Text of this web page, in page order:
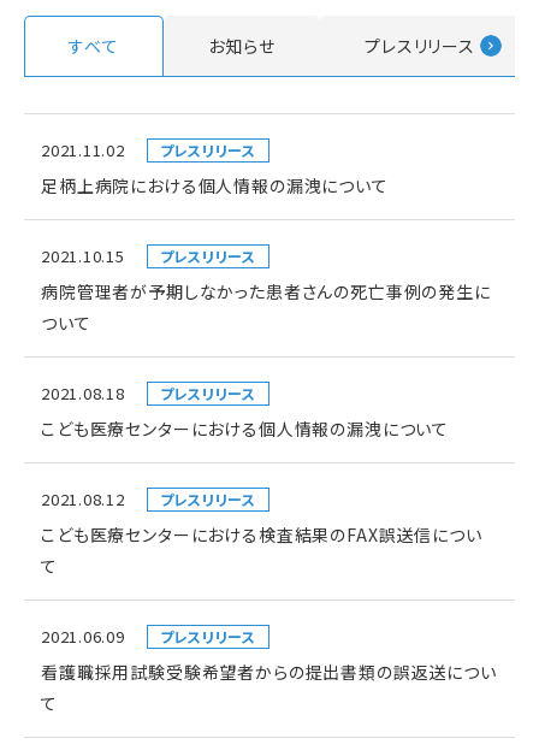
すべて お知らせ プレスリリース
2021.11.02 プレスリリース
足柄上病院における個人情報の漏洩について
2021.10.15 プレスリリース
病院管理者が予期しなかった患者さんの死亡事例の発生に
ついて
2021.08.18 プレスリリース
こども医療センターにおける個人情報の漏洩について
2021.08.12 プレスリリース
こども医療センターにおける検査結果のFAX誤送信につい
て
2021.06.09 プレスリリース
看護職採用試験受験希望者からの提出書類の誤返送につい
て